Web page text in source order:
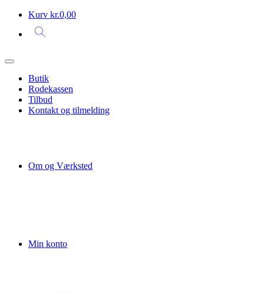
Kurv kr.0,00
Butik
Rodekassen
Tilbud
Kontakt og tilmelding
Om og Værksted
Min konto